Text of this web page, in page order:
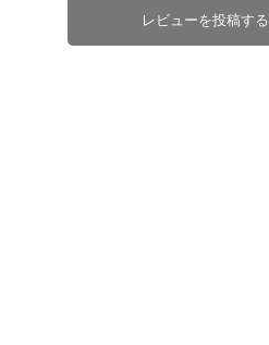
レビューを投稿する